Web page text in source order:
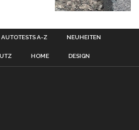
AUTOTESTS A-Z NEUHEITEN
HOME DESIGN